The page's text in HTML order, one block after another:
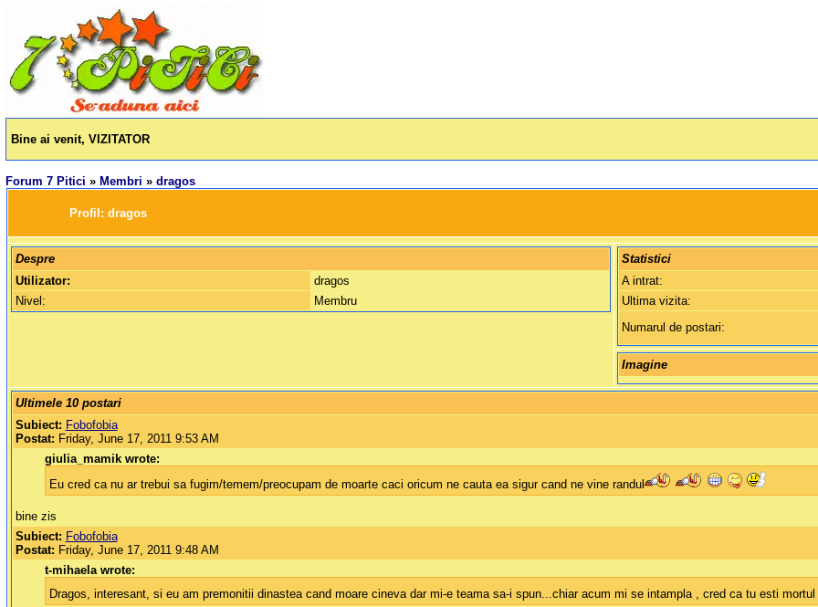
Bine ai venit, VIZITATOR
Forum 7 Pitici » Membri »dragos
		Profil:
dragos
Despre
Utilizator:
dragos
Nivel:
Membru
Statistici
A intrat:
Ultima vizita:
Numarul de postari:
Imagine
Ultimele 10 postari
Subiect: Fobofobia
Postat: Friday, June 17, 2011 9:53 AM
giulia_mamik wrote:
Eu cred ca nu ar trebui sa fugim/temem/preocupam de moarte caci oricum ne cauta ea sigur cand ne vine randul
bine zis
Subiect: Fobofobia
Postat: Friday, June 17, 2011 9:48 AM
t-mihaela wrote:
Dragos, interesant, si eu am premonitii dinastea cand moare cineva dar mi-e teama sa-i spun...chiar acum mi se intampla , cred ca tu esti mortul